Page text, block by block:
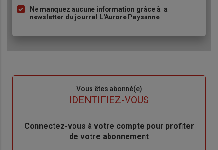
Ne manquez aucune information grâce à la
newsletter du journal L'Aurore Paysanne
Vous êtes abonné(e)
IDENTIFIEZ-VOUS
Body
Connectez-vous à votre compte pour profiter
de votre abonnement